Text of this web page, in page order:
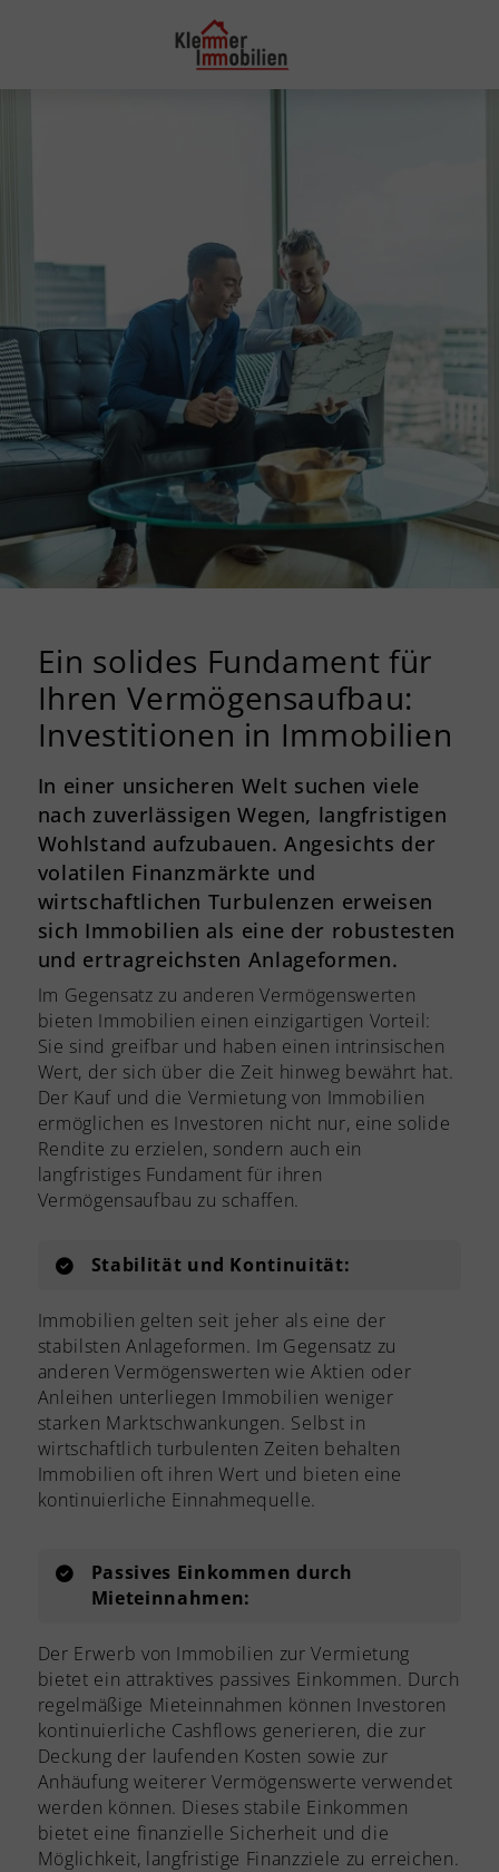
Ein solides Fundament für
Ihren Vermögensaufbau:
Investitionen in Immobilien
In einer unsicheren Welt suchen viele
nach zuverlässigen Wegen, langfristigen
Wohlstand aufzubauen. Angesichts der
volatilen Finanzmärkte und
wirtschaftlichen Turbulenzen erweisen
sich Immobilien als eine der robustesten
und ertragreichsten Anlageformen.
Im Gegensatz zu anderen Vermögenswerten
bieten Immobilien einen einzigartigen Vorteil:
Sie sind greifbar und haben einen intrinsischen
Wert, der sich über die Zeit hinweg bewährt hat.
Der Kauf und die Vermietung von Immobilien
ermöglichen es Investoren nicht nur, eine solide
Rendite zu erzielen, sondern auch ein
langfristiges Fundament für ihren
Vermögensaufbau zu schaffen.
Stabilität und Kontinuität:
Immobilien gelten seit jeher als eine der
stabilsten Anlageformen. Im Gegensatz zu
anderen Vermögenswerten wie Aktien oder
Anleihen unterliegen Immobilien weniger
starken Marktschwankungen. Selbst in
wirtschaftlich turbulenten Zeiten behalten
Immobilien oft ihren Wert und bieten eine
kontinuierliche Einnahmequelle.
Passives Einkommen durch
Mieteinnahmen:
Der Erwerb von Immobilien zur Vermietung
bietet ein attraktives passives Einkommen. Durch
regelmäßige Mieteinnahmen können Investoren
kontinuierliche Cashflows generieren, die zur
Deckung der laufenden Kosten sowie zur
Anhäufung weiterer Vermögenswerte verwendet
werden können. Dieses stabile Einkommen
bietet eine finanzielle Sicherheit und die
Möglichkeit, langfristige Finanzziele zu erreichen.